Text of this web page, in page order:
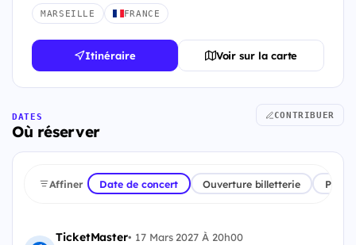
MARSEILLE FRANCE
Itinéraire Voir sur la carte
DATES
Où réserver
CONTRIBUER
Affiner Date de concert Ouverture billetterie
TicketMaster• 17 Mars 2027 À 20h00